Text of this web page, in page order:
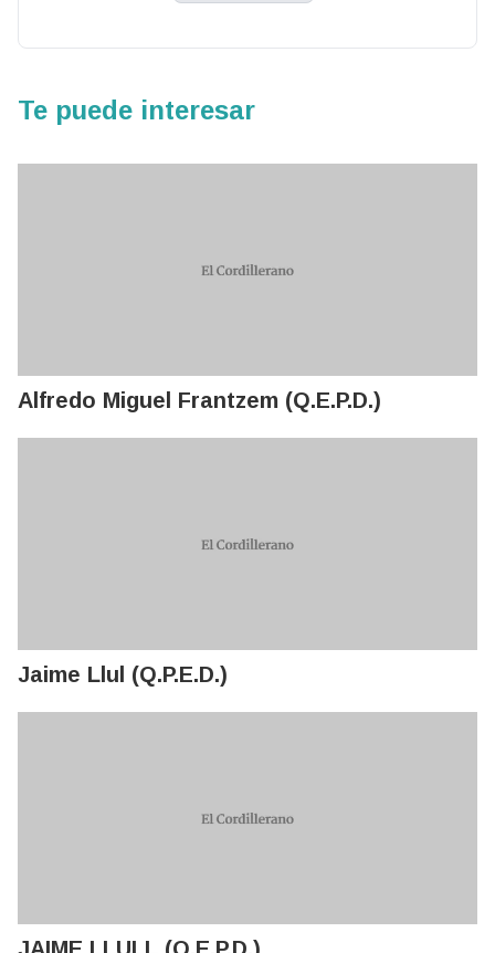
Te puede interesar
Alfredo Miguel Frantzem (Q.E.P.D.)
Jaime Llul (Q.P.E.D.)